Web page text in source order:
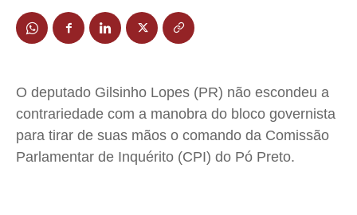
Justiça
Cidades
Justiça
Cidades
Justiça
Cidades
Justiça
Cidades
O deputado Gilsinho Lopes (PR) não escondeu a
contrariedade com a manobra do bloco governista
para tirar de suas mãos o comando da Comissão
Parlamentar de Inquérito (CPI) do Pó Preto.